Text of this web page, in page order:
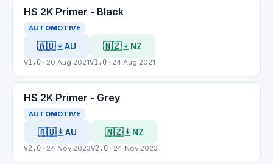
HS 2K Primer - Black
AUTOMOTIVE
🇦🇺 AU
v1.0 · 20 Aug 2021
🇳🇿 NZ
v1.0 · 24 Aug 2021
HS 2K Primer - Grey
AUTOMOTIVE
🇦🇺 AU
v2.0 · 24 Nov 2023
🇳🇿 NZ
v2.0 · 24 Nov 2023